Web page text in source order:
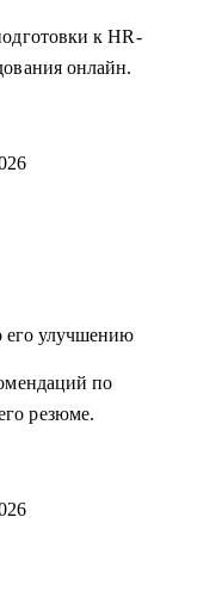
к HR-
онлайн.
его улучшению
по
резюме.